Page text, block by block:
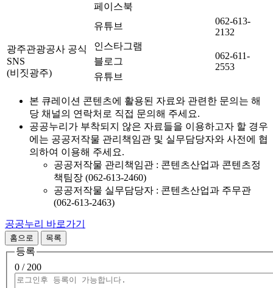
페이스북
유튜브
062-613-
2132
광주관광공사 공식
SNS
(비짓광주)
인스타그램
062-611-
2553
블로그
유튜브
본 큐레이션 콘텐츠에 활용된 자료와 관련한 문의는 해
당 채널의 연락처로 직접 문의해 주세요.
공공누리가 부착되지 않은 자료들을 이용하고자 할 경우
에는 공공저작물 관리책임관 및 실무담당자와 사전에 협
의하여 이용해 주세요.
공공저작물 관리책임관 : 콘텐츠산업과 콘텐츠정
책팀장 (062-613-2460)
공공저작물 실무담당자 : 콘텐츠산업과 주무관
(062-613-2463)
공공누리 바로가기
홈으로 목록
등록
0 / 200